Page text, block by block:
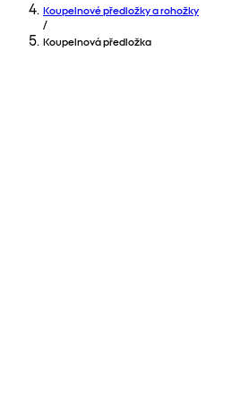
Koupelnové předložky a rohožky
/
Koupelnová předložka